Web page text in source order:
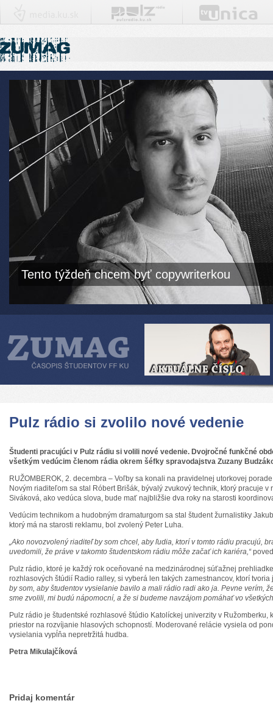
Tento týždeň chcem byť copywriterkou
Pulz rádio si zvolilo nové vedenie
Študenti pracujúci v Pulz rádiu si volili nové vedenie. Dvojročné funkčné
všetkým vedúcim členom rádia okrem šéfky spravodajstva Zuzany
RUŽOMBEROK, 2. decembra – Voľby sa konali na pravidelnej utorkovej
Novým riaditeľom sa stal Róbert Brišák, bývalý zvukový technik, ktorý pracuje
Siváková, ako vedúca slova, bude mať najbližšie dva roky na starosti
Vedúcim technikom a hudobným dramaturgom sa stal študent žurnalistiky
ktorý má na starosti reklamu, bol zvolený Peter Luha.
„Ako novozvolený riaditeľ by som chcel, aby ľudia, ktorí v tomto rádiu pracujú,
uvedomili, že práve v takomto študentskom rádiu môže začať ich kariéra,“
Pulz rádio, ktoré je každý rok oceňované na medzinárodnej súťažnej
rozhlasových štúdií Radio ralley, si vyberá len takých zamestnancov, ktorí tvoria
by som, aby študentov vysielanie bavilo a mali rádio radi ako ja. Pevne verím,
sme zvolili, mi budú nápomocní, a že si budeme navzájom pomáhať vo
Pulz rádio je študentské rozhlasové štúdio Katolíckej univerzity v Ružomberku,
priestor na rozvíjanie hlasových schopností. Moderované relácie vysiela od
vysielania vypĺňa nepretržitá hudba.
Petra Mikulajčíková
Pridaj komentár